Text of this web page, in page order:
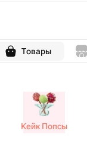
Товары
Кейк Попсы